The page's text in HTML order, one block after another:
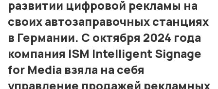
Мнения
Видео
Подписка
Условия использования материалов
развитии цифровой рекламы на
своих автозаправочных станциях
в Германии. С октября 2024 года
компания ISM Intelligent Signage
for Media взяла на себя
управление продажей рекламных